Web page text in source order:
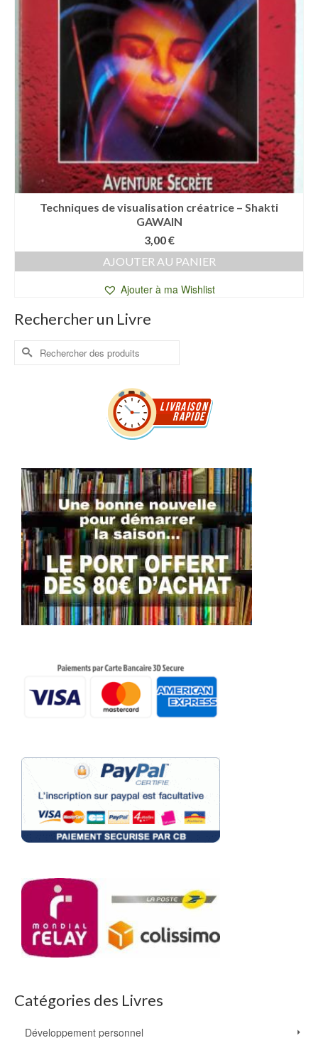
Techniques de visualisation créatrice – Shakti
GAWAIN
3,00€
AJOUTER AU PANIER
Ajouter à ma Wishlist
Rechercher un Livre
Rechercher :
Catégories des Livres
Développement personnel